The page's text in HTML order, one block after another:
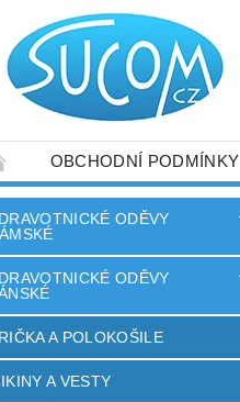
OBCHODNÍ PODMÍNKY
ODĚVY
ODĚVY
A POLOKOŠILE
A VESTY